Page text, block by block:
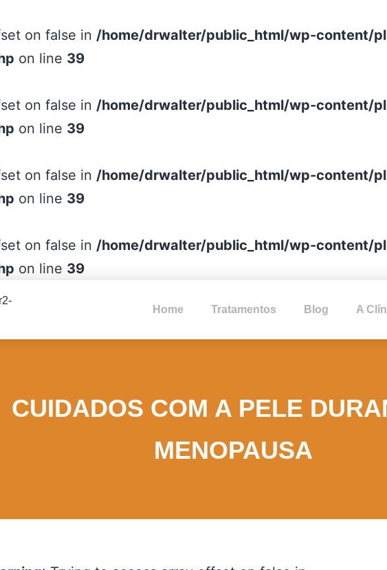
on false in /home/drwalter/public_html/wp-content/
on line 39
on false in /home/drwalter/public_html/wp-content/
on line 39
on false in /home/drwalter/public_html/wp-content/
on line 39
on false in /home/drwalter/public_html/wp-content/
on line 39
Home Tratamentos Blog A
CUIDADOS COM A PELE
MENOPAUSA